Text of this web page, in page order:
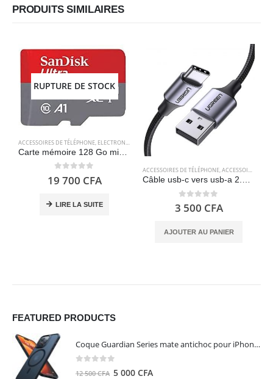
PRODUITS SIMILAIRES
RUPTURE DE STOCK
ACCESSOIRES DE TÉLÉPHONE, ELECTRONIQUES ,STOCKAGE
0 out of 5
19 700 CFA
LIRE LA SUITE
ACCESSOIRES DE TÉLÉPHONE,ACCESSOIRES POUR ORDINATEUR
Câble usb-c vers usb-a 2.0 (1 mètre) charge rapide en nylon tressé – UGREEN
0 out of 5
3 500 CFA
AJOUTER AU PANIER
FEATURED PRODUCTS
Coque Guardian Series mate antichoc pour iPhone 15 Pro Max avec Magsafe Noir - Torras
12 500CFA Le
5 000 CFA